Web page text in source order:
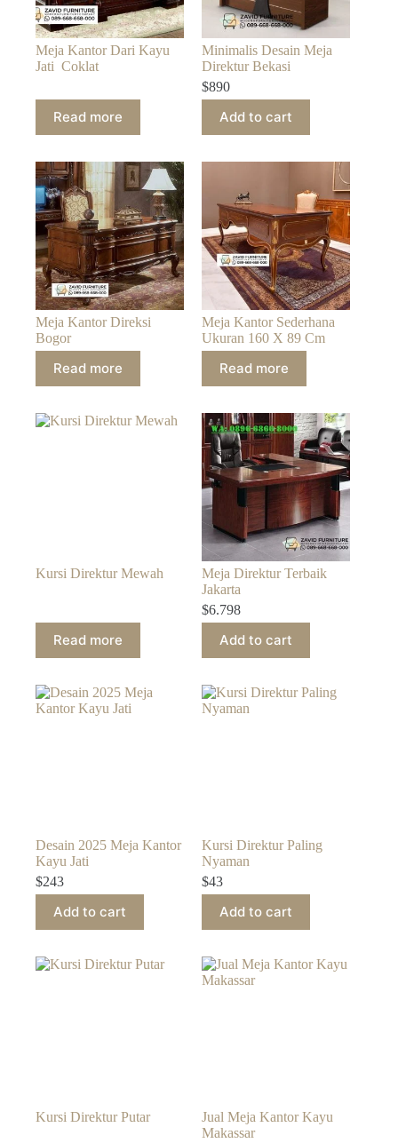
Meja Kantor Dari Kayu
Jati Coklat
Read more
Minimalis Desain Meja
Direktur Bekasi
$890
Add to cart
Meja Kantor Direksi
Bogor
Read more
Meja Kantor Sederhana
Ukuran 160 X 89 Cm
Read more
Kursi Direktur Mewah
Read more
Meja Direktur Terbaik
Jakarta
$6.798
Add to cart
Desain 2025 Meja Kantor
Kayu Jati
$243
Add to cart
Kursi Direktur Paling
Nyaman
$43
Add to cart
Kursi Direktur Putar
Jual Meja Kantor Kayu
Makassar